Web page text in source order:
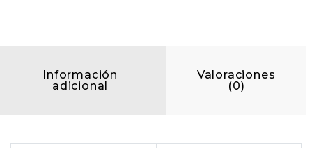
Información
adicional
Valoraciones
(0)